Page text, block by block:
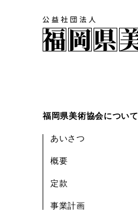
福岡県美術協会について
あいさつ
概要
定款
事業計画